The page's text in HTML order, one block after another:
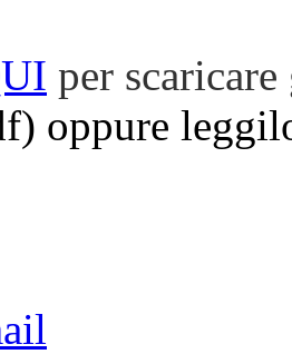
per
oppure